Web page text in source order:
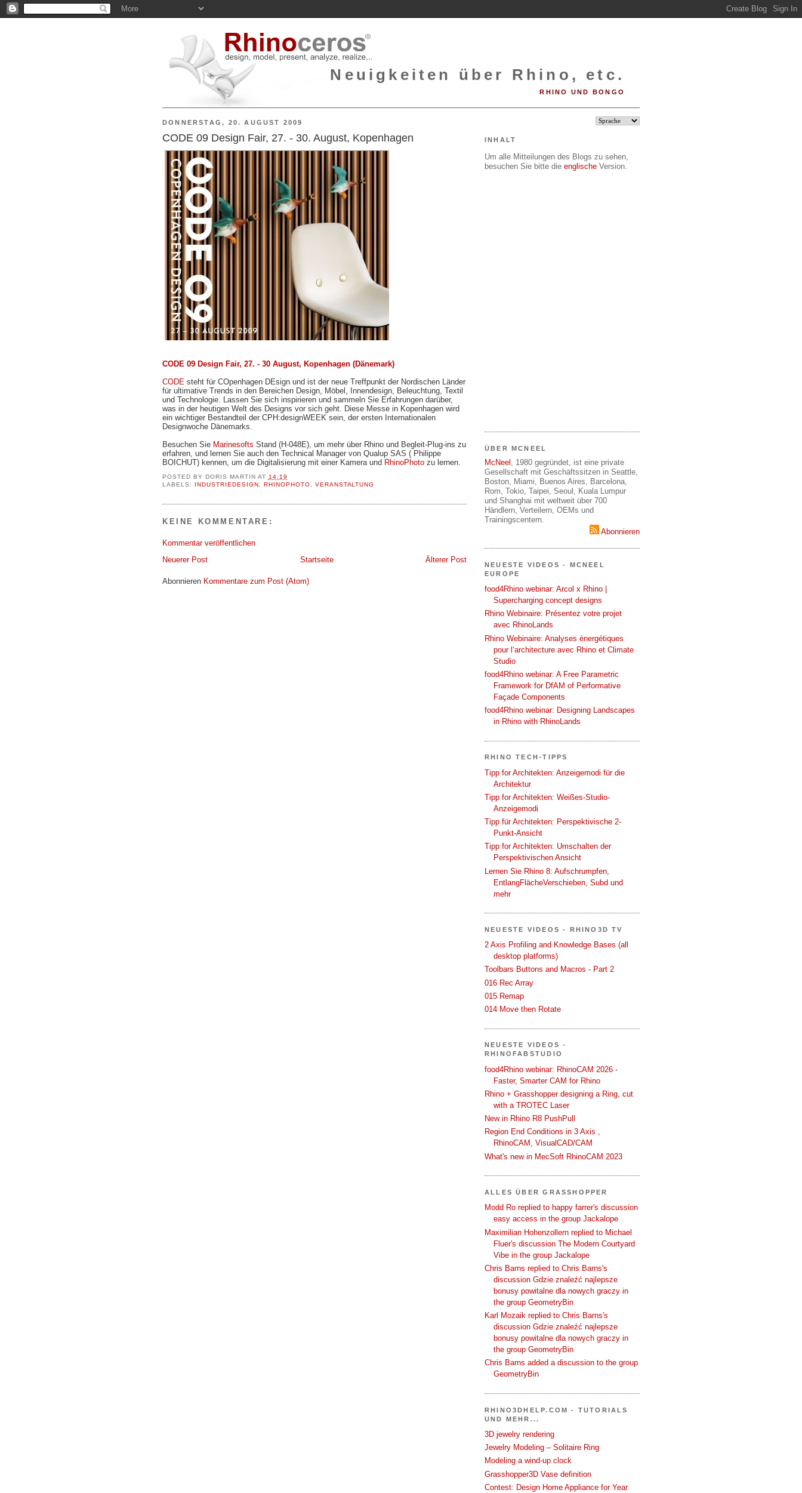
Neuigkeiten über Rhino, etc.
RHINO UND BONGO
DONNERSTAG, 20. AUGUST 2009
CODE 09 Design Fair, 27. - 30. August, Kopenhagen
CODE 09 Design Fair, 27. - 30 August, Kopenhagen (Dänemark)
CODE steht für COpenhagen DEsign und ist der neue Treffpunkt der Nordischen Länder
für ultimative Trends in den Bereichen Design, Möbel, Innendesign, Beleuchtung, Textil
und Technologie. Lassen Sie sich inspirieren und sammeln Sie Erfahrungen darüber,
was in der heutigen Welt des Designs vor sich geht. Diese Messe in Kopenhagen wird
ein wichtiger Bestandteil der CPH:designWEEK sein, der ersten Internationalen
Designwoche Dänemarks.
Besuchen Sie Marinesofts Stand (H-048E), um mehr über Rhino und Begleit-Plug-ins zu
erfahren, und lernen Sie auch den Technical Manager von Qualup SAS ( Philippe
BOICHUT) kennen, um die Digitalisierung mit einer Kamera und RhinoPhoto zu lernen.
POSTED BY DORIS MARTIN AT 14:19
LABELS: INDUSTRIEDESIGN RHINOPHOTO VERANSTALTUNG
KEINE KOMMENTARE:
Kommentar veröffentlichen
Neuerer Post
Älterer Post
Startseite
Abonnieren Kommentare zum Post (Atom)
INHALT
Um alle Mitteilungen des Blogs zu sehen,
besuchen Sie bitte die englische Version.
ÜBER MCNEEL
McNeel
, 1980 gegründet, ist eine private
Gesellschaft mit Geschäftssitzen in Seattle,
Boston, Miami, Buenos Aires, Barcelona,
Rom, Tokio, Taipei, Seoul, Kuala Lumpur
und Shanghai mit weltweit über 700
Händlern, Verteilern, OEMs und
Trainingscentern.
Abonnieren
NEUESTE VIDEOS - MCNEEL
EUROPE
food4Rhino webinar: Arcol x Rhino |
Supercharging concept designs
Rhino Webinaire: Présentez votre projet
avec RhinoLands
Rhino Webinaire: Analyses énergétiques
pour l’architecture avec Rhino et Climate
Studio
food4Rhino webinar: A Free Parametric
Framework for DfAM of Performative
Façade Components
food4Rhino webinar: Designing Landscapes
in Rhino with RhinoLands
RHINO TECH-TIPPS
Tipp for Architekten: Anzeigemodi für die
Architektur
Tipp for Architekten: Weißes-Studio-
Anzeigemodi
Tipp für Architekten: Perspektivische 2-
Punkt-Ansicht
Tipp for Architekten: Umschalten der
Perspektivischen Ansicht
Lernen Sie Rhino 8: Aufschrumpfen,
EntlangFlächeVerschieben, Subd und
mehr
NEUESTE VIDEOS - RHINO3D TV
2 Axis Profiling and Knowledge Bases (all
desktop platforms)
Toolbars Buttons and Macros - Part 2
016 Rec Array
015 Remap
014 Move then Rotate
NEUESTE VIDEOS -
RHINOFABSTUDIO
food4Rhino webinar: RhinoCAM 2026 -
Faster, Smarter CAM for Rhino
Rhino + Grasshopper designing a Ring, cut
with a TROTEC Laser
New in Rhino R8 PushPull
Region End Conditions in 3 Axis ,
RhinoCAM, VisualCAD/CAM
What's new in MecSoft RhinoCAM 2023
ALLES ÜBER GRASSHOPPER
Modd Ro replied to happy farrer's discussion
easy access in the group Jackalope
Maximilian Hohenzollern replied to Michael
Fluer's discussion The Modern Courtyard
Vibe in the group Jackalope
Chris Barns replied to Chris Barns's
discussion Gdzie znaleźć najlepsze
bonusy powitalne dla nowych graczy in
the group GeometryBin
Karl Mozaik replied to Chris Barns's
discussion Gdzie znaleźć najlepsze
bonusy powitalne dla nowych graczy in
the group GeometryBin
Chris Barns added a discussion to the group
GeometryBin
RHINO3DHELP.COM - TUTORIALS
UND MEHR...
3D jewelry rendering
Jewelry Modeling – Solitaire Ring
Modeling a wind-up clock
Grasshopper3D Vase definition
Contest: Design Home Appliance for Year